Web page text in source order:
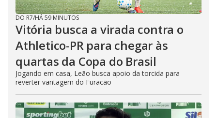
DO R7/HÁ 59 MINUTOS
Vitória busca a virada contra o
Athletico-PR para chegar às
quartas da Copa do Brasil
Jogando em casa, Leão busca apoio da torcida para
reverter vantagem do Furacão